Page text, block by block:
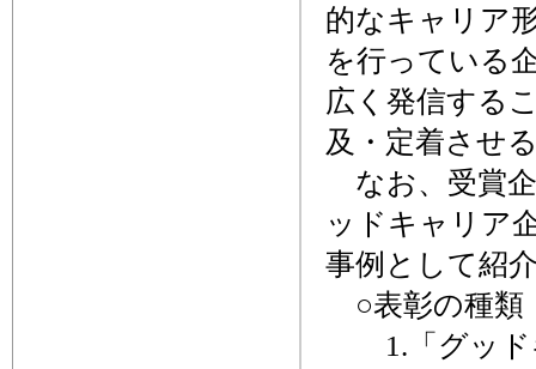
的なキャリア
を行っている
広く発信する
及・定着させ
なお、受賞
ッドキャリア
事例として紹
○表彰の種類
1.「グッド